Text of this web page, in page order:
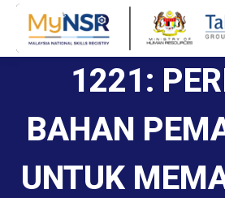
1221:
BAHAN
UNTUK